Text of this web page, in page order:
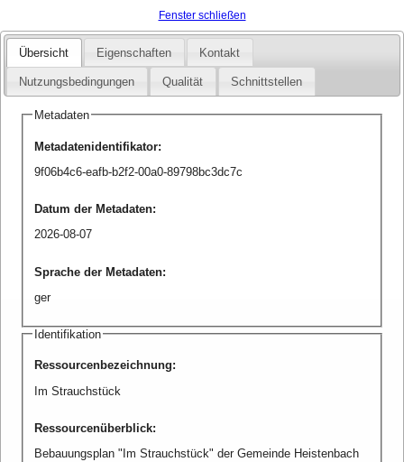
Fenster schließen
Übersicht Eigenschaften Kontakt
Nutzungsbedingungen Qualität Schnittstellen
Metadaten
Metadatenidentifikator:
9f06b4c6-eafb-b2f2-00a0-89798bc3dc7c
Datum der Metadaten:
2026-08-07
Sprache der Metadaten:
ger
Identifikation
Ressourcenbezeichnung:
Im Strauchstück
Ressourcenüberblick:
Bebauungsplan "Im Strauchstück" der Gemeinde Heistenbach